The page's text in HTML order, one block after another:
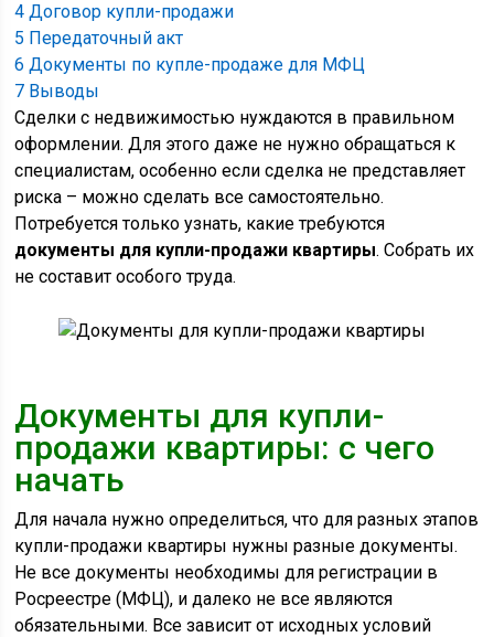
4 Договор купли-продажи
5 Передаточный акт
6 Документы по купле-продаже для МФЦ
7 Выводы
Сделки с недвижимостью нуждаются в правильном
оформлении. Для этого даже не нужно обращаться к
специалистам, особенно если сделка не представляет
риска – можно сделать все самостоятельно.
Потребуется только узнать, какие требуются
документы для купли-продажи квартиры. Собрать их
не составит особого труда.
Документы для купли-
продажи квартиры: с чего
начать
Для начала нужно определиться, что для разных этапов
купли-продажи квартиры нужны разные документы.
Не все документы необходимы для регистрации в
Росреестре (МФЦ), и далеко не все являются
обязательными. Все зависит от исходных условий